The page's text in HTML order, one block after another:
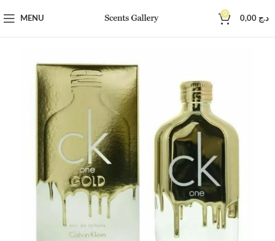
MENU
0
د.ج